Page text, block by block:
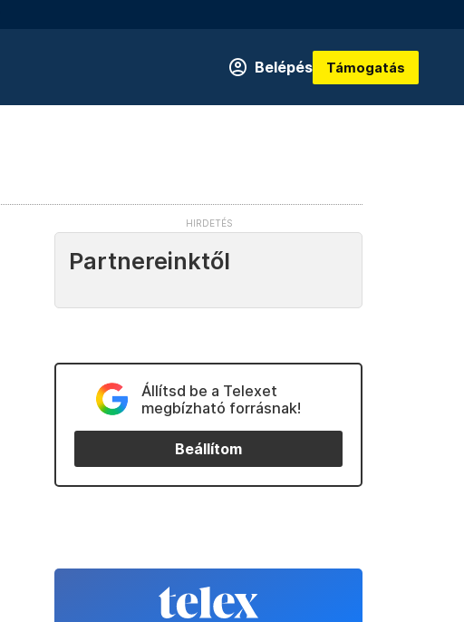
Belépés Támogatás
Partnereinktől
Állítsd be a Telexet
megbízható forrásnak!
Beállítom